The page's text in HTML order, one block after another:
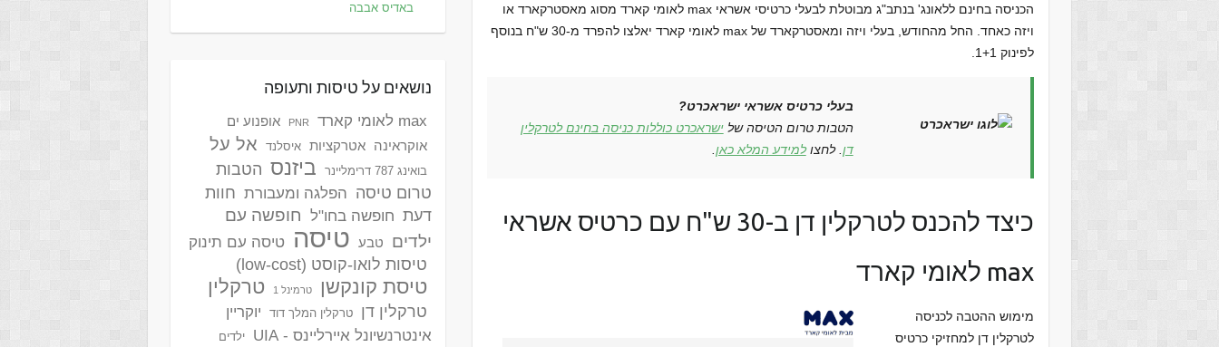
הכניסה בחינם ללאונג' בנתב"ג מבוטלת לבעלי כרטיסי אשראי max לאומי קארד מסוג מאסטרקארד או
ויזה כאחד. החל מהחודש, בעלי ויזה ומאסטרקארד של max לאומי קארד יאלצו להפרד מ-30 ש"ח בנוסף
לפינוק 1+1.
בעלי כרטיס אשראי ישראכרט?
הטבות טרום הטיסה שלישראכרט כוללות כניסה בחינם לטרקלין
דן. לחצולמידע המלא כאן.
כיצד להכנס לטרקלין דן ב-30 ש"ח עם כרטיס אשראי
max לאומי קארד
מימוש ההטבה לכניסה
לטרקלין דן למחזיקי כרטיס
באדיס אבבה
נושאים על טיסות ותעופה
max לאומי קארד PNR
אופנוע ים
אוקראינה
אטרקציות איסלנד אל על
בואינג 787 דרימליינר ביזנס הטבות
טרום טיסה
הפלגה ומעבורת חוות
דעת חופשה בחו"ל
חופשה עם
ילדים
טבע טיסה טיסה עם תינוק
טיסות לואו-קוסט (low-cost)
טיסת קונקשן טרמינל 1 טרקלין
טרקלין דן טרקלין המלך דוד
יוקריין
אינטרנשיונל איירליינס - UIA
ילדים